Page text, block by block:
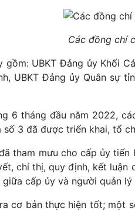
Các đồng chí
gồm: UBKT Đảng ủy Khối
UBKT Đảng ủy Quân sự
6 tháng đầu năm 2022,
3 đã được triển khai, tổ
tham mưu cho cấp ủy
chỉ thị, quy định, kết
cấp ủy và người quản
cơ bản thực hiện tốt; một